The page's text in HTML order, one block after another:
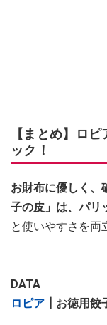
【まとめ】ロ
ック！
お財布に優しく、
子の皮」は、パリ
と使いやすさを両
DATA
ロピア ┃お徳用餃